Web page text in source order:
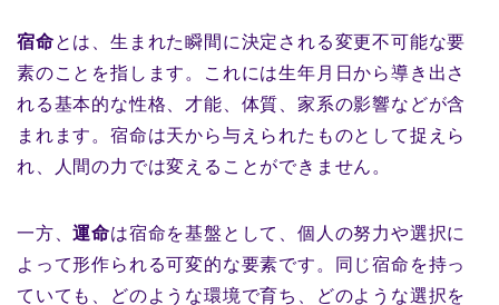
宿命とは、生まれた瞬間に決定される変更不可能な要
素のことを指します。これには生年月日から導き出さ
れる基本的な性格、才能、体質、家系の影響などが含
まれます。宿命は天から与えられたものとして捉えら
れ、人間の力では変えることができません。
一方、運命は宿命を基盤として、個人の努力や選択に
よって形作られる可変的な要素です。同じ宿命を持っ
ていても、どのような環境で育ち、どのような選択を